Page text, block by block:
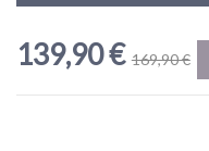
139,90 € 169,90 €